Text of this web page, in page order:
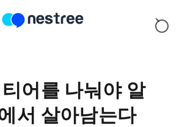
어를 나눠야 알
서 살아남는다